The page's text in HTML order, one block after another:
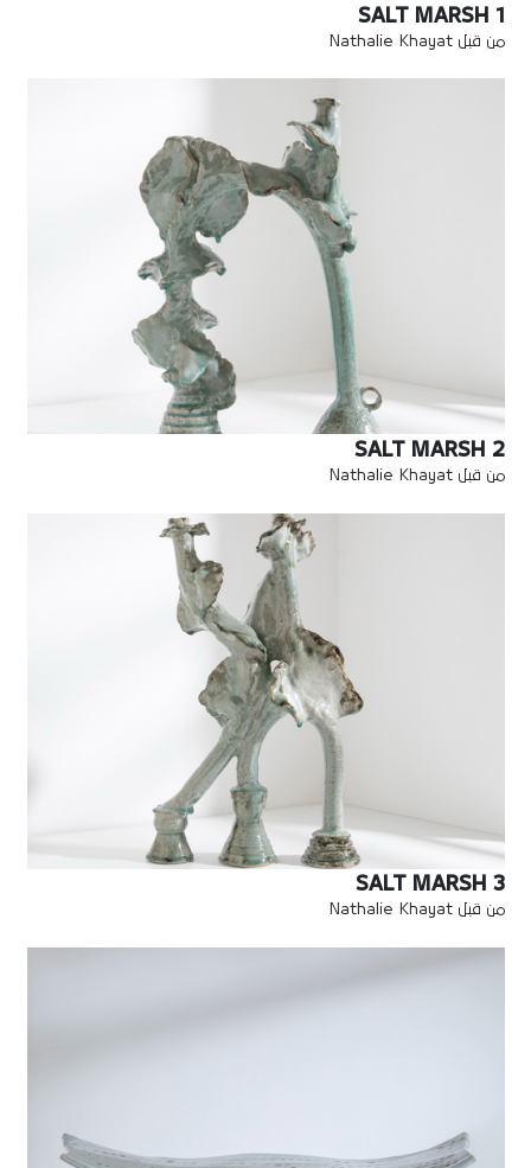
SALT MARSH 1
من قبل Nathalie Khayat
SALT MARSH 2
من قبل Nathalie Khayat
SALT MARSH 3
من قبل Nathalie Khayat